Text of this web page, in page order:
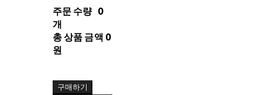
주문 수량 0
개
총 상품 금액 0
원
구매하기